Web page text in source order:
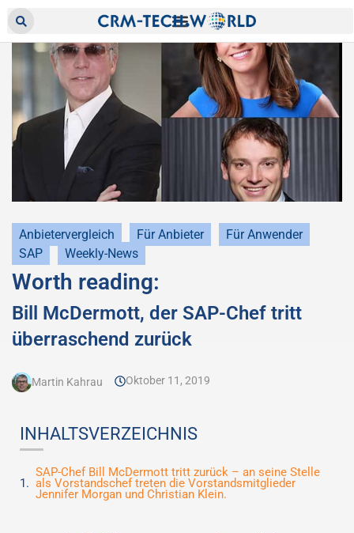
Anbietervergleich Für Anbieter
Für Anwender
SAP
Weekly-News
Worth reading:
Bill McDermott, der SAP-Chef tritt
überraschend zurück
Martin Kahrau Oktober 11, 2019
INHALTSVERZEICHNIS
SAP-Chef Bill McDermott tritt zurück – an seine Stelle
als Vorstandschef treten die Vorstandsmitglieder
Jennifer Morgan und Christian Klein.